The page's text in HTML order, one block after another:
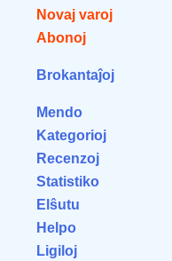
Novaj varoj
Abonoj
Brokantaĵoj
Mendo
Kategorioj
Recenzoj
Statistiko
Elŝutu
Helpo
Ligiloj